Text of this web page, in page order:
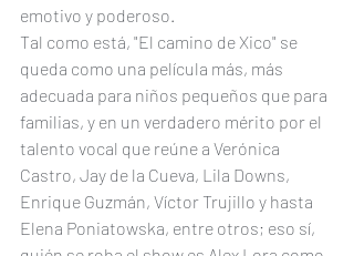
emotivo y poderoso.
Tal como está, "El camino de Xico" se
queda como una película más, más
adecuada para niños pequeños que para
familias, y en un verdadero mérito por el
talento vocal que reúne a Verónica
Castro, Jay de la Cueva, Lila Downs,
Enrique Guzmán, Víctor Trujillo y hasta
Elena Poniatowska, entre otros; eso sí,